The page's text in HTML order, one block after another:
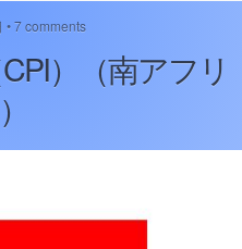
7 comments
）（南アフリ